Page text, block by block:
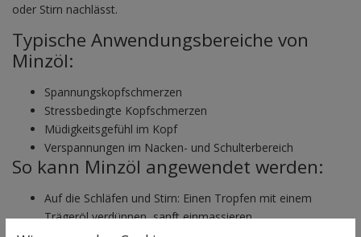
oder Stirn nachlässt.
Typische Anwendungsbereiche von
Minzöl:
Spannungskopfschmerzen
Stressbedingte Kopfschmerzen
Müdigkeitsgefühl im Kopf
Verspannungen im Nacken- und Schulterbereich
So kann Minzöl angewendet werden:
Auf die Schläfen und Stirn: Einen Tropfen mit einem
Trägeröl verdünnen, sanft einmassieren.